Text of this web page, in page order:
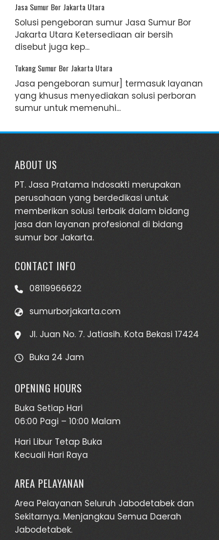
Jasa Sumur Bor Jakarta Utara
Solusi pengeboran sumur Jasa Sumur Bor
Jakarta Utara Ketersediaan air bersih
disebut juga kep...
Tukang Sumur Bor Jakarta Utara
Jasa pengeboran sumur] termasuk layanan
yang khusus menyediakan solusi perboran
sumur untuk memenuhi...
ABOUT US
PT. Jasa Pratama Indosakti merupakan
perusahaan yang berdedikasi untuk
memberikan solusi terbaik dalam bidang
jasa dan layanan profesional di bidang
sumur bor Jakarta.
CONTACT INFO
08119966622
sumurborjakarta.com
Jl. Juan No. 7. Jatiasih. Kota Bekasi 17424
Buka 24 Jam
OPENING HOURS
Buka Setiap Hari
06:00 Pagi – 10:00 Malam
Hari Libur Tetap Buka
Kecuali Hari Raya
AREA PELAYANAN
Area Pelayanan Seluruh Jabodetabek dan
Sekitarnya. Menjangkau Semua Daerah
Jabodetabek.